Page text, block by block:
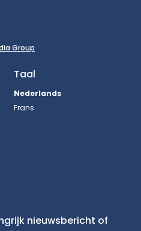
Group
Taal
Nederlands
Frans
nieuwsbericht of